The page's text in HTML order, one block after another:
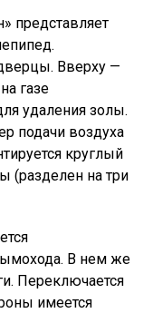
представляет
Вверху —
газе
удаления золы.
подачи воздуха
круглый
(разделен на три
В нем же
Переключается
имеется